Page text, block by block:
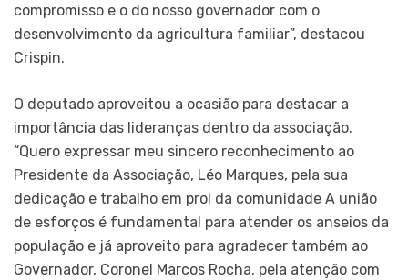
compromisso e o do nosso governador com o
desenvolvimento da agricultura familiar”, destacou
Crispin.
O deputado aproveitou a ocasião para destacar a
importância das lideranças dentro da associação.
“Quero expressar meu sincero reconhecimento ao
Presidente da Associação, Léo Marques, pela sua
dedicação e trabalho em prol da comunidade A união
de esforços é fundamental para atender os anseios da
população e já aproveito para agradecer também ao
Governador, Coronel Marcos Rocha, pela atenção com